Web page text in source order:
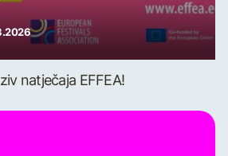
natječaja EFFEA!